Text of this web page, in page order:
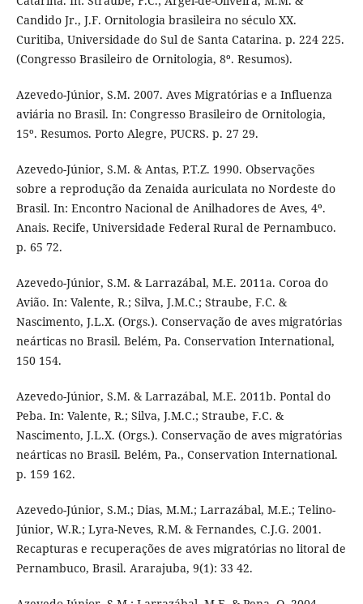
Candido Jr., J.F. Ornitologia brasileira no século XX.
Curitiba, Universidade do Sul de Santa Catarina. p. 224 225.
(Congresso Brasileiro de Ornitologia, 8º. Resumos).
Azevedo-Júnior, S.M. 2007. Aves Migratórias e a Influenza
aviária no Brasil. In: Congresso Brasileiro de Ornitologia,
15º. Resumos. Porto Alegre, PUCRS. p. 27 29.
Azevedo-Júnior, S.M. & Antas, P.T.Z. 1990. Observações
sobre a reprodução da Zenaida auriculata no Nordeste do
Brasil. In: Encontro Nacional de Anilhadores de Aves, 4º.
Anais. Recife, Universidade Federal Rural de Pernambuco.
p. 65 72.
Azevedo-Júnior, S.M. & Larrazábal, M.E. 2011a. Coroa do
Avião. In: Valente, R.; Silva, J.M.C.; Straube, F.C. &
Nascimento, J.L.X. (Orgs.). Conservação de aves migratórias
neárticas no Brasil. Belém, Pa. Conservation International,
150 154.
Azevedo-Júnior, S.M. & Larrazábal, M.E. 2011b. Pontal do
Peba. In: Valente, R.; Silva, J.M.C.; Straube, F.C. &
Nascimento, J.L.X. (Orgs.). Conservação de aves migratórias
neárticas no Brasil. Belém, Pa., Conservation International.
p. 159 162.
Azevedo-Júnior, S.M.; Dias, M.M.; Larrazábal, M.E.; Telino-
Júnior, W.R.; Lyra-Neves, R.M. & Fernandes, C.J.G. 2001.
Recapturas e recuperações de aves migratórias no litoral de
Pernambuco, Brasil. Ararajuba, 9(1): 33 42.